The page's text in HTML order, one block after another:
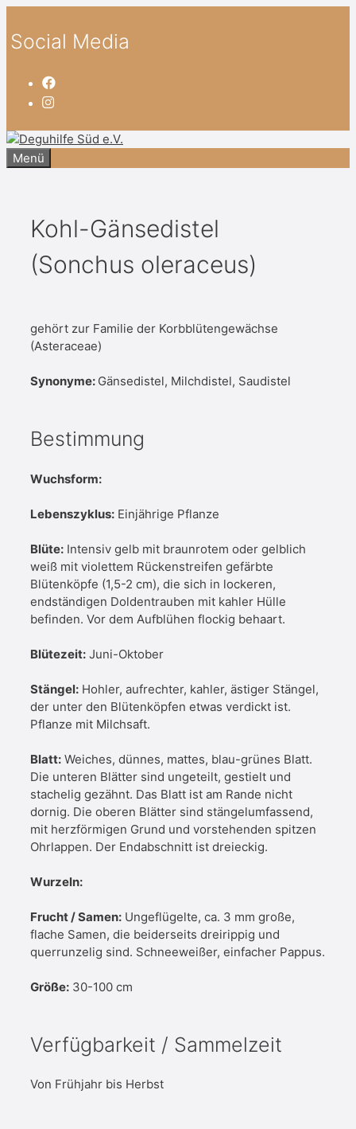
Inhalt
springen
Social Media
Menü
Kohl-Gänsedistel
(Sonchus oleraceus)
gehört zur Familie der Korbblütengewächse
(Asteraceae)
Synonyme: Gänsedistel, Milchdistel, Saudistel
Bestimmung
Wuchsform:
Lebenszyklus: Einjährige Pflanze
Blüte: Intensiv gelb mit braunrotem oder gelblich
weiß mit violettem Rückenstreifen gefärbte
Blütenköpfe (1,5-2 cm), die sich in lockeren,
endständigen Doldentrauben mit kahler Hülle
befinden. Vor dem Aufblühen flockig behaart.
Blütezeit: Juni-Oktober
Stängel: Hohler, aufrechter, kahler, ästiger Stängel,
der unter den Blütenköpfen etwas verdickt ist.
Pflanze mit Milchsaft.
Blatt: Weiches, dünnes, mattes, blau-grünes Blatt.
Die unteren Blätter sind ungeteilt, gestielt und
stachelig gezähnt. Das Blatt ist am Rande nicht
dornig. Die oberen Blätter sind stängelumfassend,
mit herzförmigen Grund und vorstehenden spitzen
Ohrlappen. Der Endabschnitt ist dreieckig.
Wurzeln:
Frucht / Samen: Ungeflügelte, ca. 3 mm große,
flache Samen, die beiderseits dreirippig und
querrunzelig sind. Schneeweißer, einfacher Pappus.
Größe: 30-100 cm
Verfügbarkeit / Sammelzeit
Von Frühjahr bis Herbst